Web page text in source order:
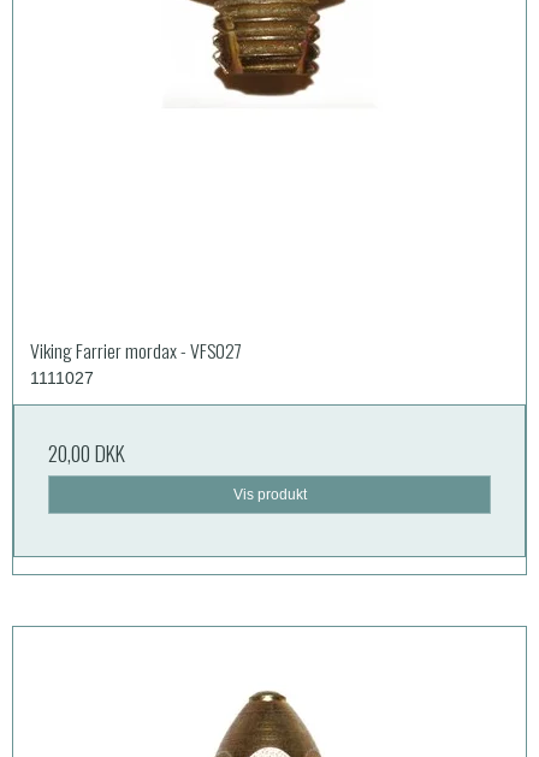
Viking Farrier mordax - VFS027
1111027
20,00 DKK
Vis produkt